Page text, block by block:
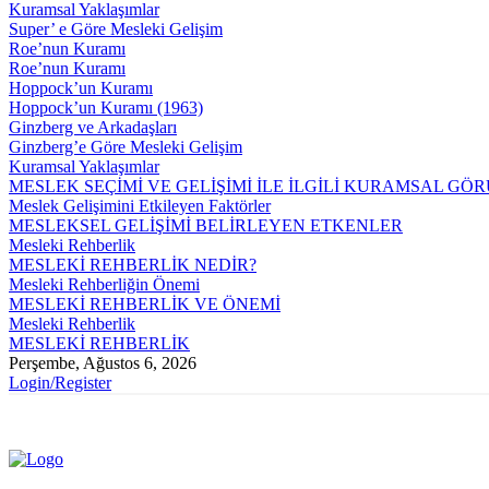
Kuramsal Yaklaşımlar
Super’ e Göre Mesleki Gelişim
Roe’nun Kuramı
Roe’nun Kuramı
Hoppock’un Kuramı
Hoppock’un Kuramı (1963)
Ginzberg ve Arkadaşları
Ginzberg’e Göre Mesleki Gelişim
Kuramsal Yaklaşımlar
MESLEK SEÇİMİ VE GELİŞİMİ İLE İLGİLİ KURAMSAL
Meslek Gelişimini Etkileyen Faktörler
MESLEKSEL GELİŞİMİ BELİRLEYEN ETKENLER
Mesleki Rehberlik
MESLEKİ REHBERLİK NEDİR?
Mesleki Rehberliğin Önemi
MESLEKİ REHBERLİK VE ÖNEMİ
Mesleki Rehberlik
MESLEKİ REHBERLİK
Perşembe, Ağustos 6, 2026
Login/Register